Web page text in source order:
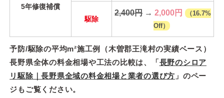
5年修復補償
駆除
2,400円→2,000円
（16.7%
Off）
予防/駆除の平均m²施工例（木曽郡王滝村の実績ベース）
長野県全体の料金相場や工法の比較は、「長野のシロア
リ駆除｜長野県全域の料金相場と業者の選び方 」のペー
ジもご覧ください。